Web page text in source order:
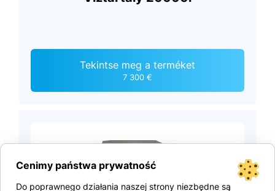
Tekintse meg a terméket
7 300 €
Cenimy państwa prywatność
Do poprawnego działania naszej strony niezbędne są